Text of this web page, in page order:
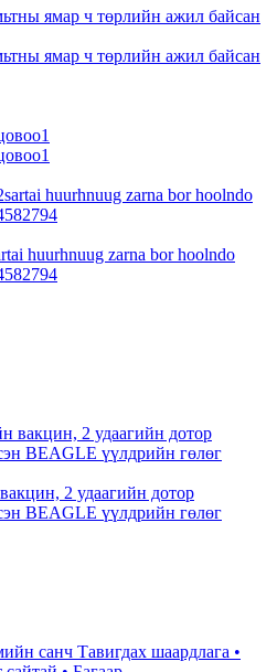
ямар ч төрлийн ажил байсан
ямар ч төрлийн ажил байсан
huurhnuug zarna bor hoolndo
2 удаагийн дотор
BEAGLE үүлдрийн гөлөг